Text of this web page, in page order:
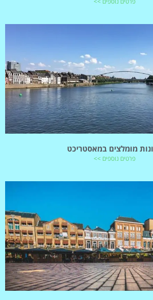
מומלצים במאסטריכט
פרטים נוספים >>